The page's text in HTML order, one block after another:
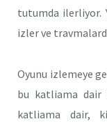
tutumda ilerliyor.
izler ve
Oyunu izlemeye
bu katliama dair
katliama dair,